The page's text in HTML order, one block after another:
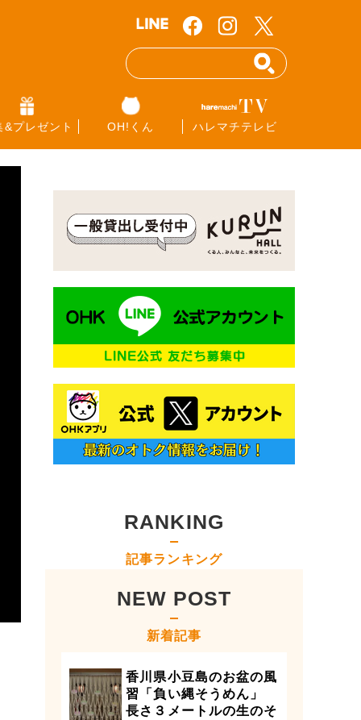
&プレゼント OH!くん ハレマチテレビ
RANKING
記事ランキング
NEW POST
新着記事
香川県小豆島のお盆の風
習「負い縄そうめん」
長さ３メートルの生のそ